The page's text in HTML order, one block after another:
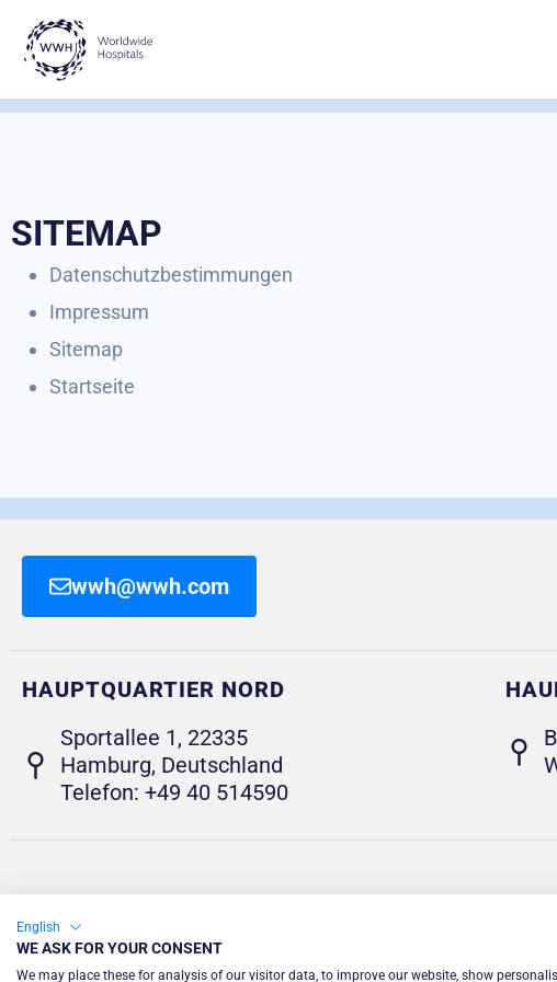
Inhalt
springen
SITEMAP
Datenschutzbestimmungen
Impressum
Sitemap
Startseite
wwh@wwh.com
HAUPTQUARTIER NORD
Sportallee 1, 22335
Hamburg, Deutschland
Telefon: +49 40 514590
English
WE ASK FOR YOUR CONSENT
We may place these for analysis of our visitor data, to improve our website, show